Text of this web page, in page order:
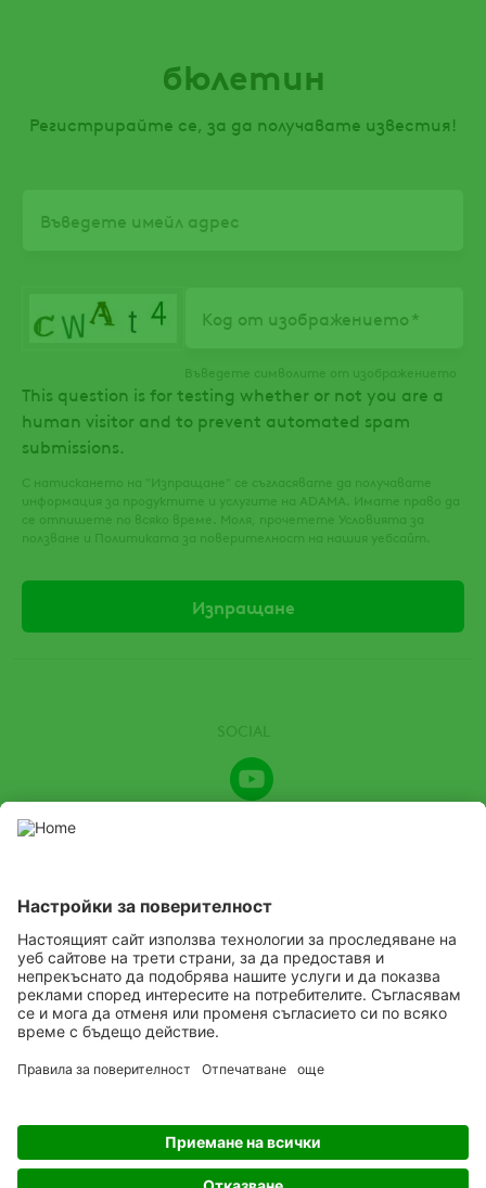
бюлетин
Регистрирайте се, за да получавате известия!
Код от изображението
Въведете символите от изображението
This question is for testing whether or not you are a
human visitor and to prevent automated spam
submissions.
С натискането на "Изпращане" се съгласявате да получавате
информация за продуктите и услугите на ADAMA. Имате право да
се отпишете по всяко време. Моля, прочетете Условията за
ползване и Политиката за поверителност на нашия уебсайт.
SOCIAL
с повишено внимание. Винаги четете етикета и
информацията за продукта преди употреба, като
обръщате специално внимание на допълнителните
инструкции, пиктограми и предупреждения за опасност, за
да осигурите безопасна употреба на продукта.
Legal
Глобална политика за бисквитки
Случаме Учим Доставямe